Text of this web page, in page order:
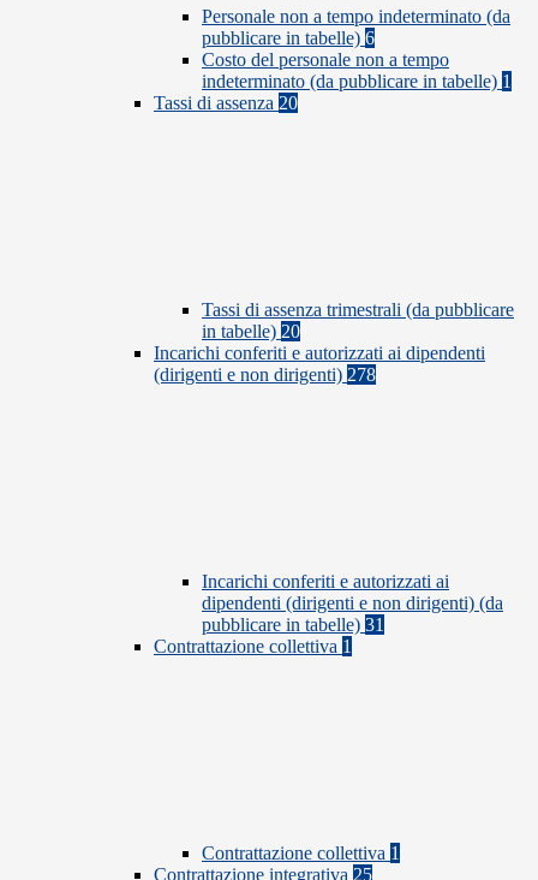
Personale non a tempo indeterminato (da
pubblicare in tabelle) 6
Costo del personale non a tempo
indeterminato (da pubblicare in tabelle) 1
Tassi di assenza 20
Tassi di assenza trimestrali (da pubblicare
in tabelle) 20
Incarichi conferiti e autorizzati ai dipendenti
(dirigenti e non dirigenti) 278
Incarichi conferiti e autorizzati ai
dipendenti (dirigenti e non dirigenti) (da
pubblicare in tabelle) 31
Contrattazione collettiva 1
Contrattazione collettiva 1
Contrattazione integrativa 25